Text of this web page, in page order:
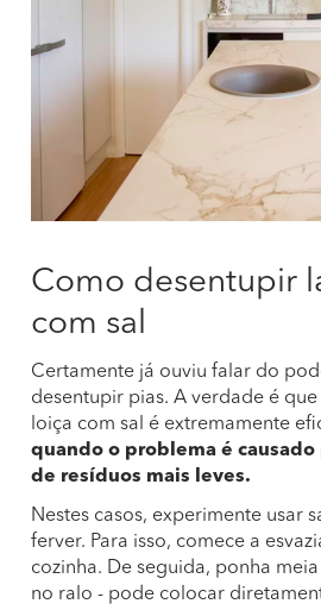
Como desentupir
com sal
Certamente já ouviu falar do
desentupir pias. A verdade é
loiça com sal é extremamente
quando o problema é causado
de resíduos mais leves.
Nestes casos, experimente usar
ferver. Para isso, comece a
cozinha. De seguida, ponha
no ralo - pode colocar